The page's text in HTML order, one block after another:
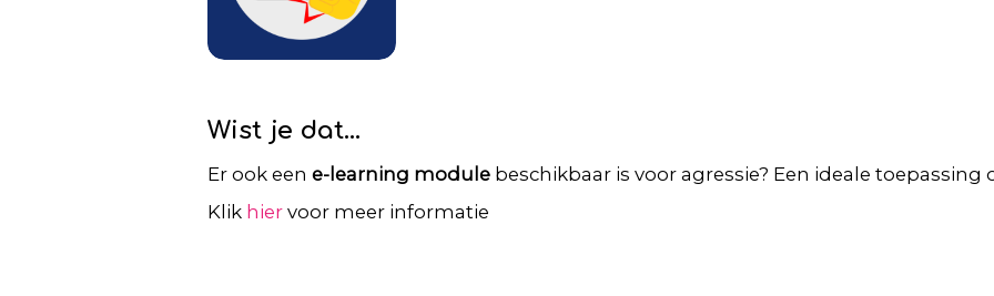
Wist je dat...
Er ook een e-learning module beschikbaar is voor agressie? Een ideale toepassing
Klik hier voor meer informatie